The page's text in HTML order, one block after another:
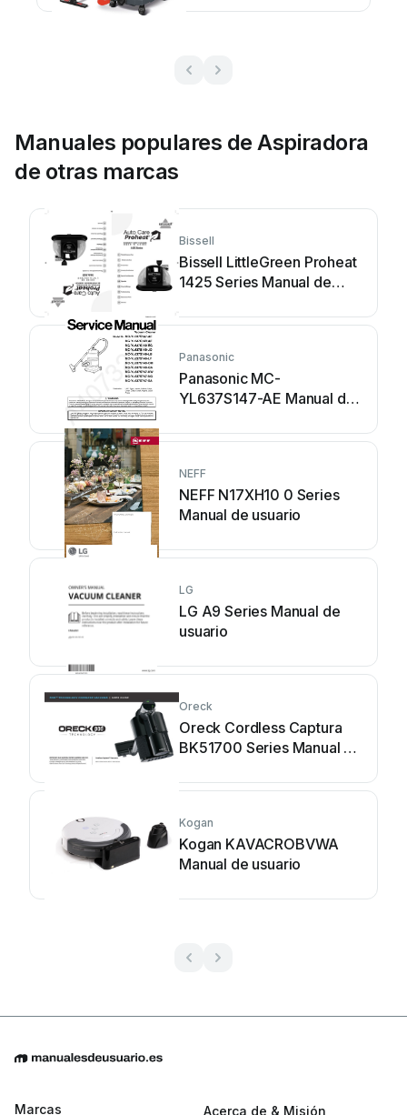
Manuales populares de Aspiradora
de otras marcas
Bissell
Bissell LittleGreen Proheat
1425 Series Manual de
Panasonic
Panasonic MC-
YL637S147-AE Manual de
NEFF
NEFF N17XH10 0 Series
Manual de usuario
LG
LG A9 Series Manual de
usuario
Oreck
Oreck Cordless Captura
BK51700 Series Manual de
Kogan
Kogan KAVACROBVWA
Manual de usuario
Marcas Acerca de & Misión